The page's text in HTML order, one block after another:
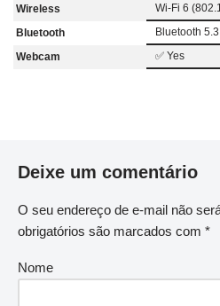
Wireless
Wi-Fi 6
Bluetooth
Bluetooth 5.3
Webcam
✅ Yes
Deixe um comentário
O seu endereço de e-mail não
obrigatórios são marcados com *
Nome